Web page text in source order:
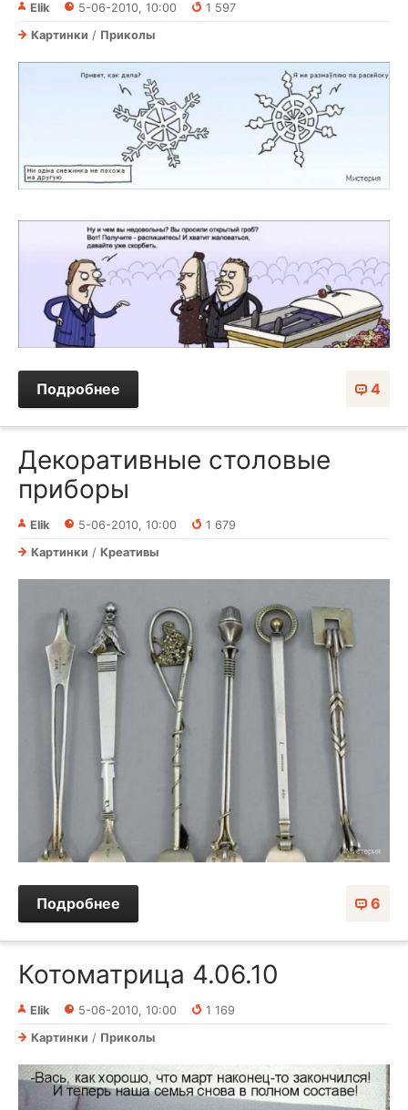
Elik 5-06-2010, 10:00
1 597
Картинки / Приколы
4
Подробнее
Декоративные столовые
приборы
Elik 5-06-2010, 10:00
1 679
Картинки / Креативы
6
Подробнее
Котоматрица 4.06.10
Elik 5-06-2010, 10:00
1 169
Картинки / Приколы